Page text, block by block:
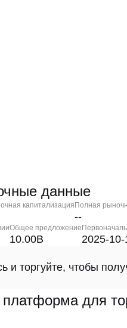
данные
капитализация Полная
--
Общее предложение
10.00B 2025-10-
и торгуйте, чтобы
для